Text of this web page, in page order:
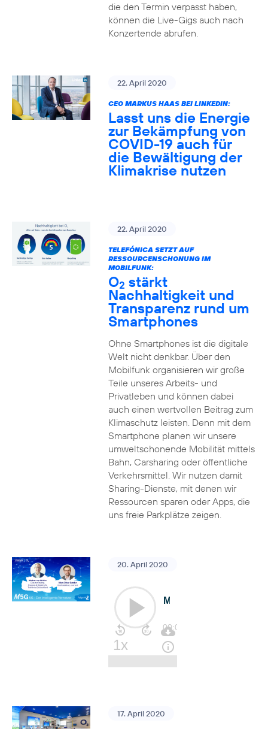
die den Termin verpasst haben,
können die Live-Gigs auch nach
Konzertende abrufen.
22. April 2020
CEO MARKUS HAAS BEI LINKEDIN:
Lasst uns die Energie
zur Bekämpfung von
COVID-19 auch für
die Bewältigung der
Klimakrise nutzen
22. April 2020
TELEFÓNICA SETZT AUF
RESSOURCENSCHONUNG IM
MOBILFUNK:
O2 stärkt
Nachhaltigkeit und
Transparenz rund um
Smartphones
Ohne Smartphones ist die digitale
Welt nicht denkbar. Über den
Mobilfunk organisieren wir große
Teile unseres Arbeits- und
Privatleben und können dabei
auch einen wertvollen Beitrag zum
Klimaschutz leisten. Denn mit dem
Smartphone planen wir unsere
umweltschonende Mobilität mittels
Bahn, Carsharing oder öffentliche
Verkehrsmittel. Wir nutzen damit
Sharing-Dienste, mit denen wir
Ressourcen sparen oder Apps, die
uns freie Parkplätze zeigen.
20. April 2020
17. April 2020